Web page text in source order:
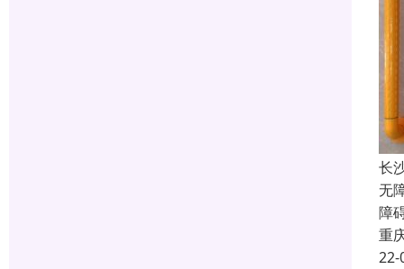
长
无
障
重
22-